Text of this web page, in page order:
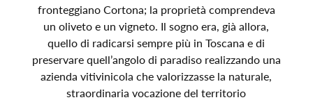
fronteggiano Cortona; la proprietà comprendeva
un oliveto e un vigneto. Il sogno era, già allora,
quello di radicarsi sempre più in Toscana e di
preservare quell’angolo di paradiso realizzando una
azienda vitivinicola che valorizzasse la naturale,
straordinaria vocazione del territorio